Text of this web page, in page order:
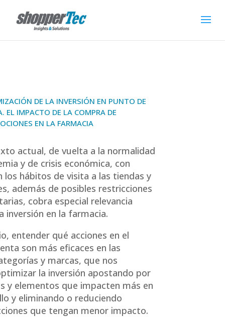
DE LA INVERSIÓN EN PUNTO DE
EL IMPACTO DE LA COMPRA DE
EN LA FARMACIA
actual, de vuelta a la normalidad
y de crisis económica, con
los hábitos de visita a las tiendas y
además de posibles restricciones
cobra especial relevancia
inversión en la farmacia.
entender qué acciones en el
son más eficaces en las
y marcas, que nos
la inversión apostando por
y elementos que impacten más en
y eliminando o reduciendo
que tengan menor impacto.